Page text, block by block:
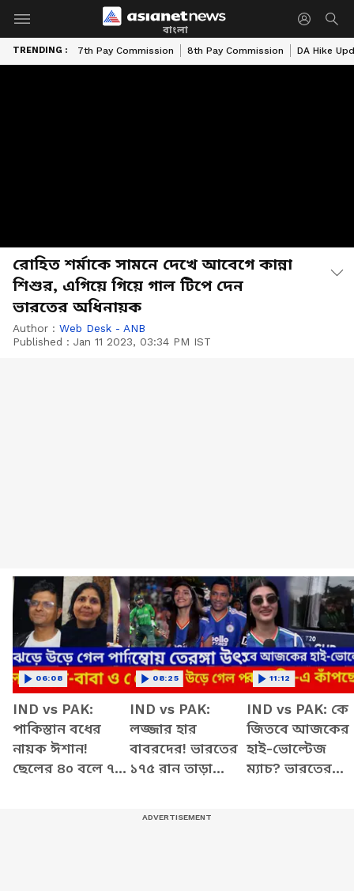
বাংলা
TRENDING : 7th Pay Commission 8th Pay Commission DA Hike
রোহিত শর্মাকে সামনে দেখে আবেগে কান্না
শিশুর, এগিয়ে গিয়ে গাল টিপে দেন
ভারতের অধিনায়ক
Author : Web Desk - ANB
Published : Jan 11 2023, 03:34 PM IST
IND vs PAK:
পাকিস্তান বধের
নায়ক ঈশান!
ছেলের ৪০ বলে ৭৭
06:08
IND vs PAK:
লজ্জার হার
বাবরদের! ভারতের
১৭৫ রান তাড়া
08:25
IND vs PAK: কে
জিতবে আজকের
হাই-ভোল্টেজ
ম্যাচ? ভারতের
11:12